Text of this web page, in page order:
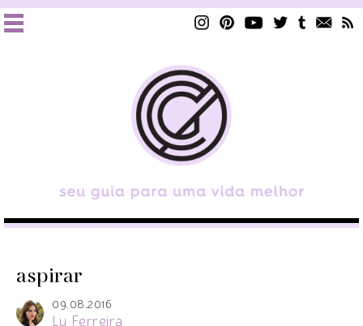
aspirar
09.08.2016
Lu Ferreira